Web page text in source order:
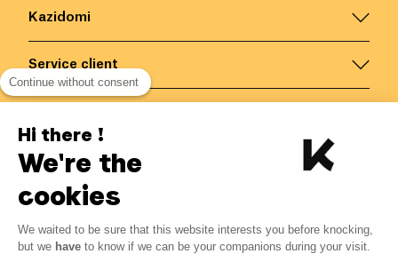
4.01€ 3.41 € -15% ?
Kazidomi
Service client
Belgique/FR
Continue without consent
Hi there !
We're the
cookies
We waited to be sure that this website interests you before knocking,
but we have to know if we can be your companions during your visit.